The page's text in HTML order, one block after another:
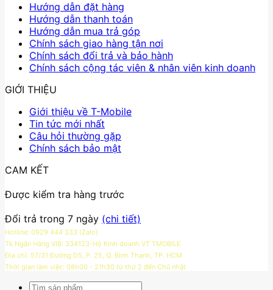
chọn
được
chọn
trên
trang
sản
phẩm
Hướng dẫn đặt hàng
Hướng dẫn thanh toán
Hướng dẫn mua trả góp
Chính sách giao hàng tận nơi
Chính sách đổi trả và bảo hành
Chính sách cộng tác viên & nhân viên kinh doanh
GIỚI THIỆU
Giới thiệu về T-Mobile
Tin tức mới nhất
Câu hỏi thường gặp
Chính sách bảo mật
CAM KẾT
Được kiểm tra hàng trước
Đổi trả trong 7 ngày (chi tiết)
Hotline: 0929 444 333 (Zalo)
Tk Ngân Hàng VIB: 334123-Hộ Kinh doanh VT TMOBILE
Địa chỉ: 57/31 Đường D5, P. 25, Q. Bình Thạnh, TP. HCM
Thời gian làm việc: 08h00 - 21h30 từ thứ 2 đến Chủ nhật
Tìm